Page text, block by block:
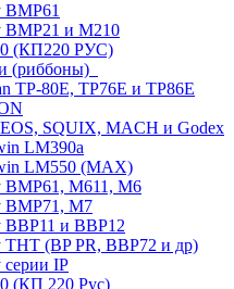
BMP61
BMP21 и M210
(КП220 РУС)
(риббоны)
TP-80E, TP76E и TP86E
SQUIX, MACH и Godex
LM390a
LM550 (MAX)
BMP61, M611, M6
BMP71, M7
BBP11 и BBP12
THT (BP PR, BBP72 и др)
серии IP
(КП 220 Рус)